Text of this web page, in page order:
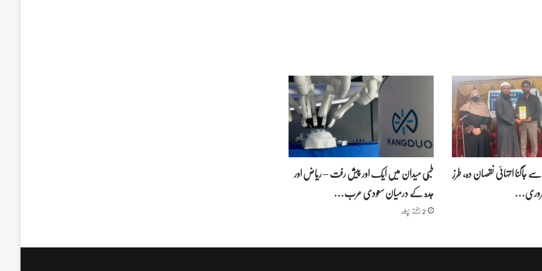
د
ا
ئ
ی
گ
ی
ع
م
ر
ہ
ک
د
جاگنا انتہائی نقصان دہ، طرزِ طبّی میدان میں ایک اور پیش رفت – ریاض اور
جدہ کے درمیان سعودی عرب…
2 ہفتے پہلے